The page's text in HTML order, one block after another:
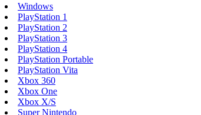
Windows
PlayStation 1
PlayStation 2
PlayStation 3
PlayStation 4
PlayStation Portable
PlayStation Vita
Xbox 360
Xbox One
Xbox X/S
Super Nintendo